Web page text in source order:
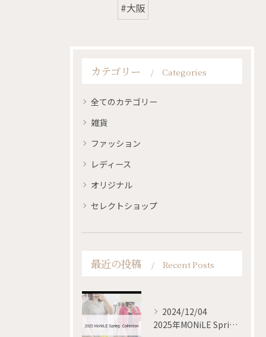
#大阪
カテゴリー Categories
全てのカテゴリー
雑貨
ファッション
レディース
オリジナル
セレクトショップ
最近の投稿 Recent Posts
2024/12/04
2025年MONiLE Spring collection